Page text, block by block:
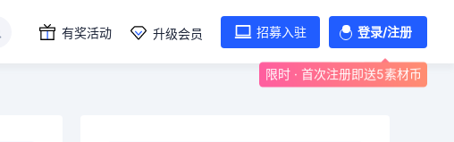
有奖活动 升级会员 招募入驻 登录/注册
限时 · 首次注册即送5素材币